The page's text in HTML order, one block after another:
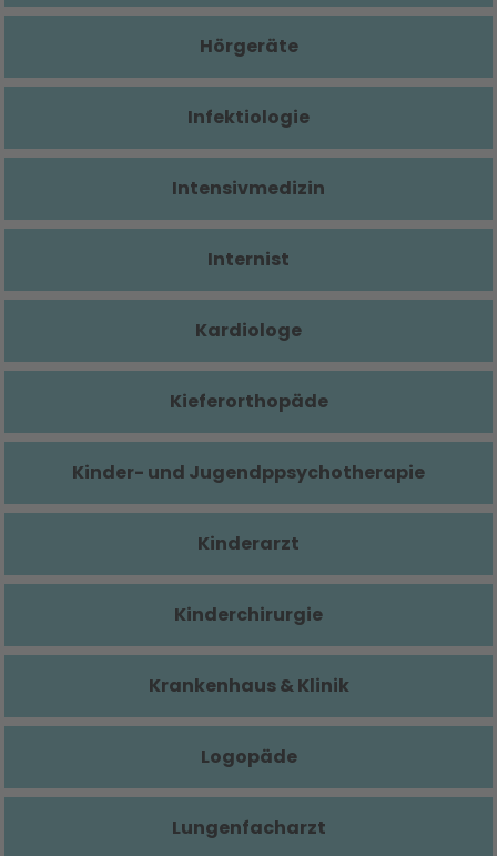
Hörgeräte
Infektiologie
Intensivmedizin
Internist
Kardiologe
Kieferorthopäde
Kinder- und Jugendppsychotherapie
Kinderarzt
Kinderchirurgie
Krankenhaus & Klinik
Logopäde
Lungenfacharzt